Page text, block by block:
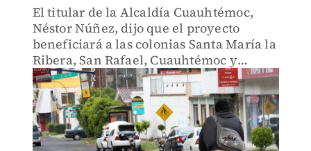
El titular de la Alcaldía Cuauhtémoc,
Néstor Núñez, dijo que el proyecto
beneficiará a las colonias Santa María la
Ribera, San Rafael, Cuauhtémoc y
Juárez.